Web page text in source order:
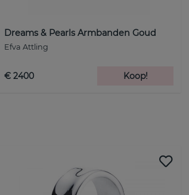
Dreams & Pearls Armbanden Goud
Efva Attling
€ 2400 Koop!